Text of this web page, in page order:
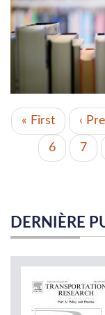
Première
page
« First ‹
Page
6 Page
7
DERNIÈRE